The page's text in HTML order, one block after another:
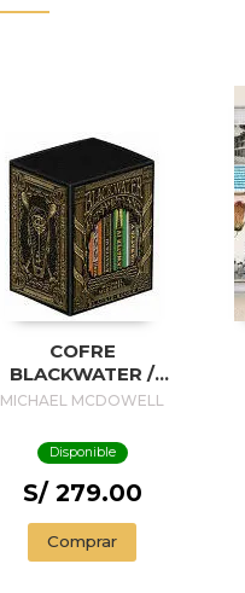
COFRE
BLACKWATER /
BLACKWATER
MICHAEL MCDOWELL
Disponible
S/ 279.00
Comprar